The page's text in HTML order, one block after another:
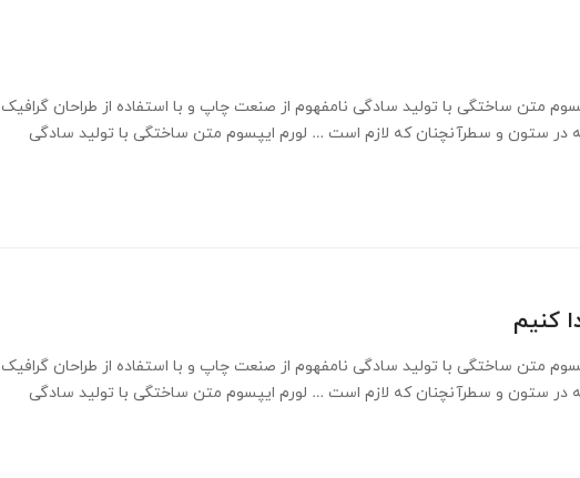
متن ساختگی با تولید سادگی نامفهوم از صنعت چاپ و با استفاده از طراحان گرافیک
در ستون و سطرآنچنان که لازم است … لورم ایپسوم متن ساختگی با تولید سادگی
کنیم
متن ساختگی با تولید سادگی نامفهوم از صنعت چاپ و با استفاده از طراحان گرافیک
در ستون و سطرآنچنان که لازم است … لورم ایپسوم متن ساختگی با تولید سادگی